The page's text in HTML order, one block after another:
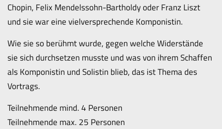
Chopin, Felix Mendelssohn-Bartholdy oder Franz Liszt
und sie war eine vielversprechende Komponistin.
Wie sie so berühmt wurde, gegen welche Widerstände
sie sich durchsetzen musste und was von ihrem Schaffen
als Komponistin und Solistin blieb, das ist Thema des
Vortrags.
Teilnehmende mind. 4 Personen
Teilnehmende max. 25 Personen